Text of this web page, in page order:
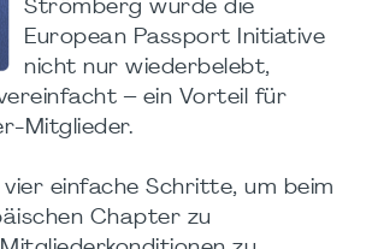
Strömberg wurde die
European Passport Initiative
nicht nur wiederbelebt,
– ein Vorteil für
Mitglieder.
einfache Schritte, um beim
Chapter zu